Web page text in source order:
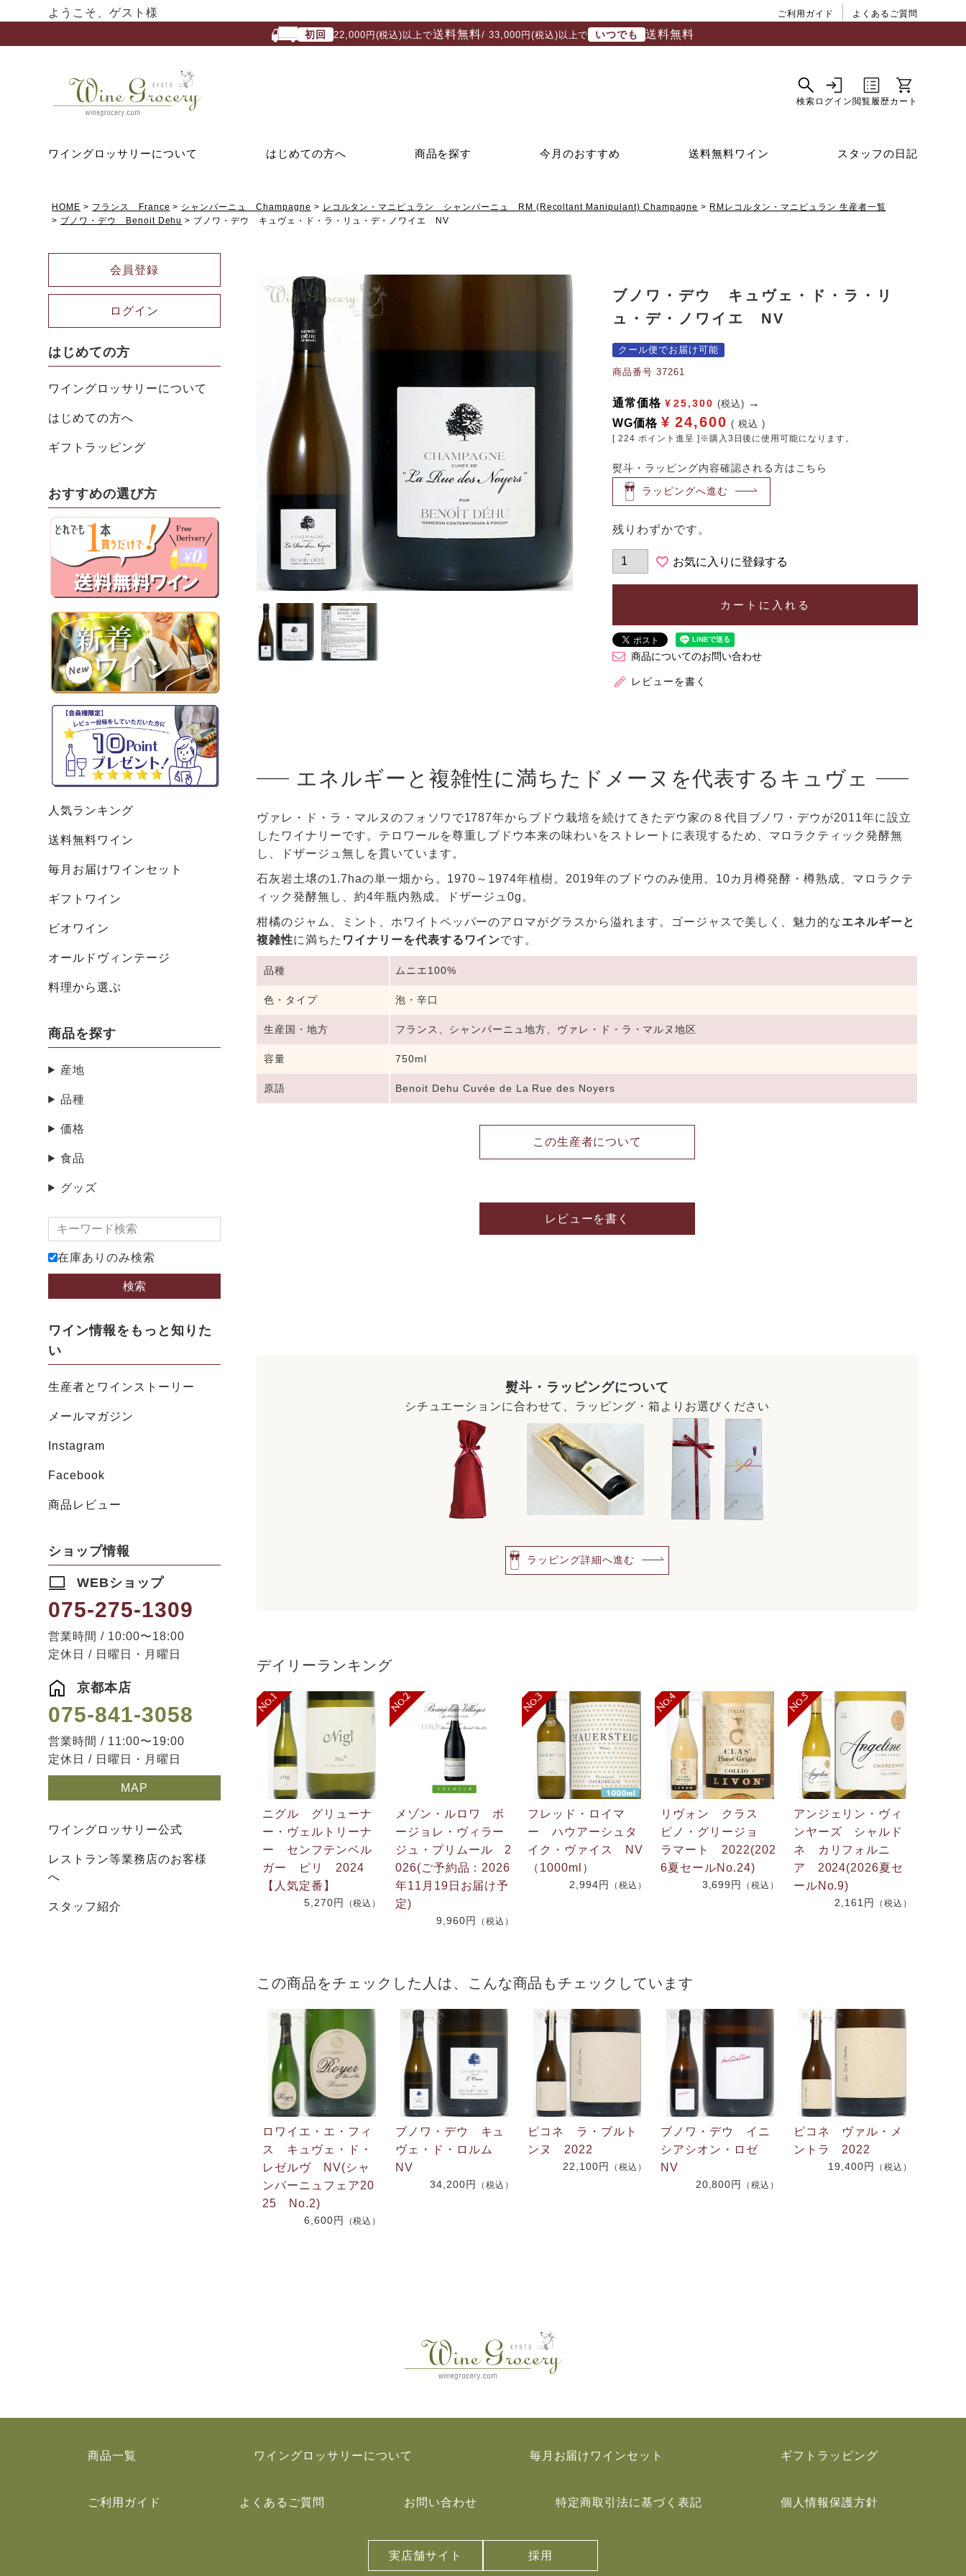
ようこそ、ゲスト様 ご利用ガイド よくあるご質問
初回 22,000円(税込)以上で送料無料/ 33,000円(税込)以上で いつでも 送料無料
ワイングロッサリーについて はじめての方へ 商品を探す 今月のおすすめ 送料無料ワイン スタッフの日記
HOME フランス France シャンパーニュ Champagne レコルタン・マニピュラン シャンパーニュ RM (Recoltant Manipulant) Champagne
RMレコルタン・マニピュラン 生産者一覧
ブノワ・デウ Benoit Dehu
ブノワ・デウ キュヴェ・ド・ラ・リュ・デ・ノワイエ NV
会員登録
ログイン
はじめての方
ワイングロッサリーについて
はじめての方へ
ギフトラッピング
おすすめの選び方
人気ランキング
送料無料ワイン
毎月お届けワインセット
ギフトワイン
ビオワイン
オールドヴィンテージ
料理から選ぶ
商品を探す
産地
品種
価格
食品
グッズ
在庫ありのみ検索
検索
ワイン情報をもっと知りた
い
生産者とワインストーリー
メールマガジン
Instagram
Facebook
商品レビュー
ショップ情報
WEBショップ
075-275-1309
営業時間 / 10:00〜18:00
定休日 / 日曜日・月曜日
京都本店
075-841-3058
営業時間 / 11:00〜19:00
定休日 / 日曜日・月曜日
MAP
ワイングロッサリー公式
レストラン等業務店のお客様
へ
スタッフ紹介
ブノワ・デウ キュヴェ・ド・ラ・リ
ュ・デ・ノワイエ NV
クール便でお届け可能
商品番号 37261
通常価格 ¥ 25,300 (税込)
WG価格 ¥ 24,600 税込
[ 224 ポイント進呈 ]※購入3日後に使用可能になります。
熨斗・ラッピング内容確認される方はこちら
ラッピングへ進む
残りわずかです。
お気に入りに登録する
カートに入れる
商品についてのお問い合わせ
レビューを書く
エネルギーと複雑性に満ちたドメーヌを代表するキュヴェ
ヴァレ・ド・ラ・マルヌのフォソワで1787年からブドウ栽培を続けてきたデウ家の８代目ブノワ・デウが2011年に設立
したワイナリーです。テロワールを尊重しブドウ本来の味わいをストレートに表現するため、マロラクティック発酵無
し、ドザージュ無しを貫いています。
石灰岩土壌の1.7haの単一畑から。1970～1974年植樹。2019年のブドウのみ使用。10カ月樽発酵・樽熟成、マロラクテ
ィック発酵無し、約4年瓶内熟成。ドザージュ0g。
柑橘のジャム、ミント、ホワイトペッパーのアロマがグラスから溢れます。ゴージャスで美しく、魅力的なエネルギーと
複雑性に満ちた ワイナリーを代表するワインです。
品種 ムニエ100%
色・タイプ 泡・辛口
生産国・地方 フランス、シャンパーニュ地方、ヴァレ・ド・ラ・マルヌ地区
容量 750ml
原語 Benoit Dehu Cuvée de La Rue des Noyers
この生産者について
レビューを書く
熨斗・ラッピングについて
シチュエーションに合わせて、ラッピング・箱よりお選びください
ラッピング詳細へ進む
デイリーランキング
ニグル グリューナ
ー・ヴェルトリーナ
ー センフテンベル
ガー ピリ 2024
【人気定番】
5,270円 （税込）
メゾン・ルロワ ボ
ージョレ・ヴィラー
ジュ・プリムール 2
026(ご予約品：2026
年11月19日お届け予
定)
9,960円 （税込）
フレッド・ロイマ
ー ハウアーシュタ
イク・ヴァイス NV
（1000ml）
2,994円 （税込）
リヴォン クラス
ピノ・グリージョ
ラマート 2022(202
6夏セールNo.24)
3,699円 （税込）
アンジェリン・ヴィ
ンヤーズ シャルド
ネ カリフォルニ
ア 2024(2026夏セ
ールNo.9)
2,161円 （税込）
この商品をチェックした人は、こんな商品もチェックしています
ロワイエ・エ・フィ
ス キュヴェ・ド・
レゼルヴ NV(シャ
ンパーニュフェア20
25 No.2)
6,600円 （税込）
ブノワ・デウ キュ
ヴェ・ド・ロルム
NV
34,200円 （税込）
ピコネ ラ・ブルト
ンヌ 2022
22,100円 （税込）
ブノワ・デウ イニ
シアシオン・ロゼ
NV
20,800円 （税込）
ピコネ ヴァル・メ
ントラ 2022
19,400円 （税込）
商品一覧 ワイングロッサリーについて 毎月お届けワインセット ギフトラッピング
ご利用ガイド よくあるご質問 お問い合わせ 特定商取引法に基づく表記 個人情報保護方針
実店舗サイト 採用